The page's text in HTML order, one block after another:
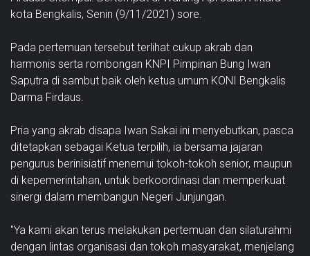
kota Bengkalis, Senin (9/11/2021) sore.
Pada pertemuan tersebut terlihat cukup akrab dan
harmonis serta rombongan KNPI Pimpinan Bung Iwan
Saputra di sambut baik oleh ketua umum KONI Bengkalis
Darma Firdaus.
Pria yang akrab disapa Iwan Sakai ini menyebutkan, pasca
ditetapkan sebagai Ketua terpilih, ia bersama jajaran
pengurus berinisiatif menemui tokoh-tokoh senior, maupun
di kepemerintahan, untuk berkoordinasi dan memperkuat
sinergi dalam membangun Negeri Junjungan.
"Ya kami akan terus melakukan pertemuan dan silaturahmi
dengan lintas organisasi dan tokoh masyarakat, menjelang